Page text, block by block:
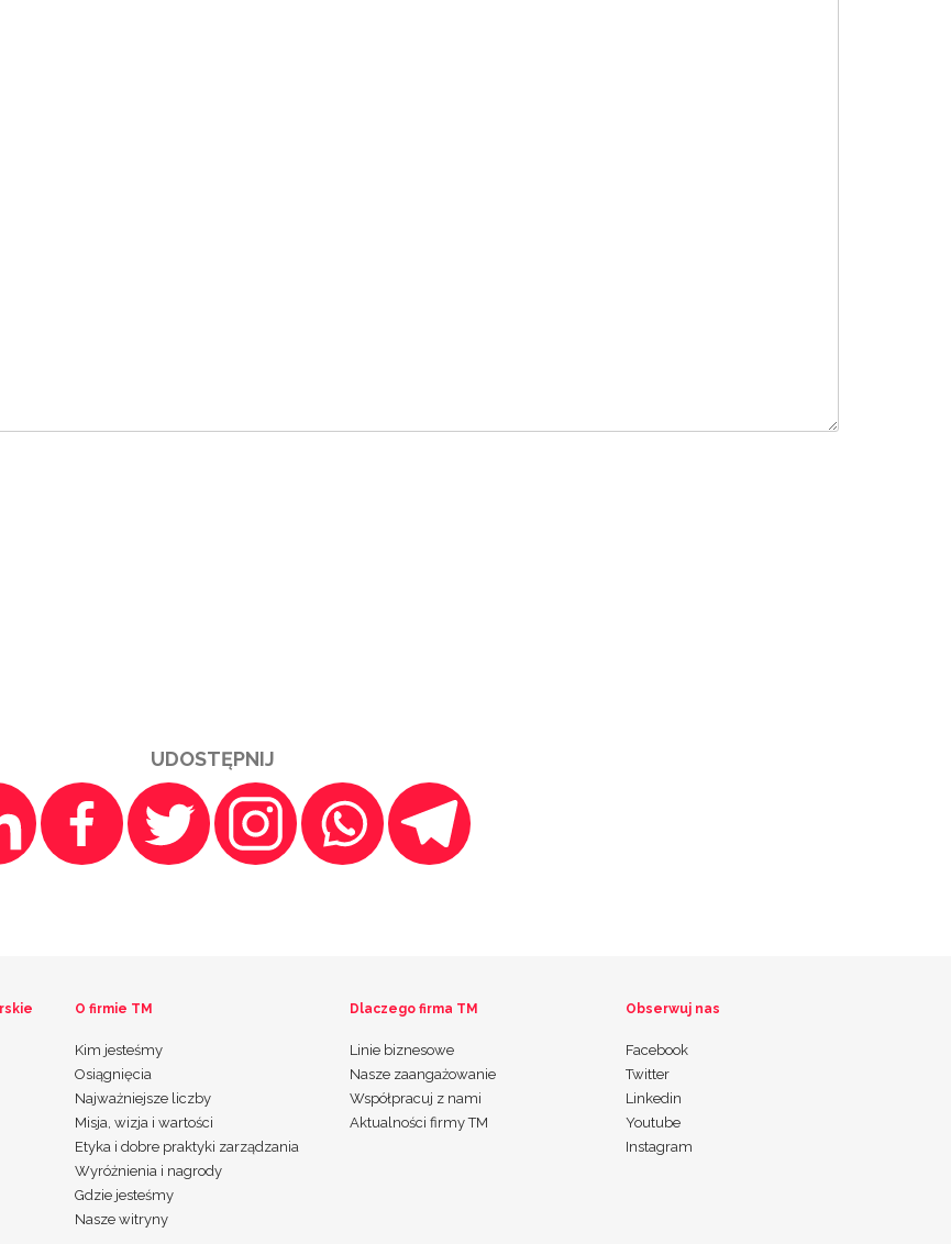
UDOSTĘPNIJ
O firmie TM
Kim jesteśmy
Osiągnięcia
Najważniejsze liczby
Misja, wizja i wartości
Etyka i dobre praktyki zarządzania
Wyróżnienia i nagrody
Gdzie jesteśmy
Nasze witryny
Dlaczego firma TM
Linie biznesowe
Nasze zaangażowanie
Współpracuj z nami
Aktualności firmy TM
Obserwuj nas
Facebook
Twitter
Linkedin
Youtube
Instagram